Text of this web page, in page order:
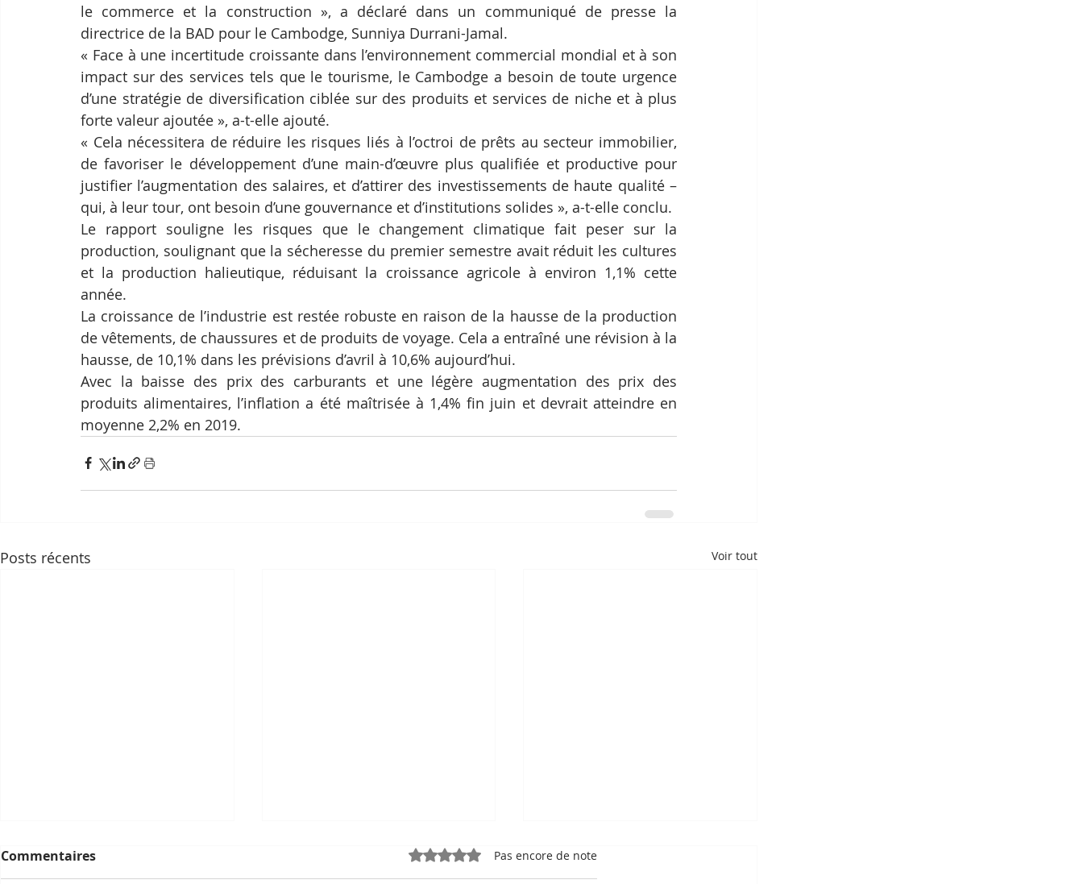
le commerce et la construction », a déclaré dans un communiqué de presse la
directrice de la BAD pour le Cambodge, Sunniya Durrani-Jamal.
« Face à une incertitude croissante dans l’environnement commercial mondial et à son
impact sur des services tels que le tourisme, le Cambodge a besoin de toute urgence
d’une stratégie de diversification ciblée sur des produits et services de niche et à plus
forte valeur ajoutée », a-t-elle ajouté.
« Cela nécessitera de réduire les risques liés à l’octroi de prêts au secteur immobilier,
de favoriser le développement d’une main-d’œuvre plus qualifiée et productive pour
justifier l’augmentation des salaires, et d’attirer des investissements de haute qualité –
qui, à leur tour, ont besoin d’une gouvernance et d’institutions solides », a-t-elle conclu.
Le rapport souligne les risques que le changement climatique fait peser sur la
production, soulignant que la sécheresse du premier semestre avait réduit les cultures
et la production halieutique, réduisant la croissance agricole à environ 1,1% cette
année.
La croissance de l’industrie est restée robuste en raison de la hausse de la production
de vêtements, de chaussures et de produits de voyage. Cela a entraîné une révision à la
hausse, de 10,1% dans les prévisions d’avril à 10,6% aujourd’hui.
Avec la baisse des prix des carburants et une légère augmentation des prix des
produits alimentaires, l’inflation a été maîtrisée à 1,4% fin juin et devrait atteindre en
moyenne 2,2% en 2019.
Posts récents Voir tout
Commentaires Noté 0 étoile sur 5.Pas encore de note